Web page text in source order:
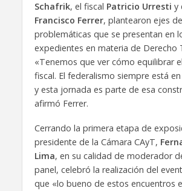
Schafrik, el fiscal Patricio Urresti y
Francisco Ferrer, plantearon ejes
problemáticas que se presentan en
expedientes en materia de Derecho
«Tenemos que ver cómo equilibrar
fiscal. El federalismo siempre está
y esta jornada es parte de esa
afirmó Ferrer.
Cerrando la primera etapa de
presidente de la Cámara CAyT,
Lima, en su calidad de moderador
panel, celebró la realización del
que «lo bueno de estos encuentros